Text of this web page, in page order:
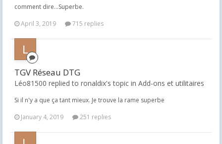
comment dire...Superbe.
April 3, 2019
715 replies
TGV Réseau DTG
Léo81500 replied to ronaldix's topic in Add-ons et utilitaires
Si il n'y a que ça tant mieux. Je trouve la rame superbe
January 4, 2019
251 replies